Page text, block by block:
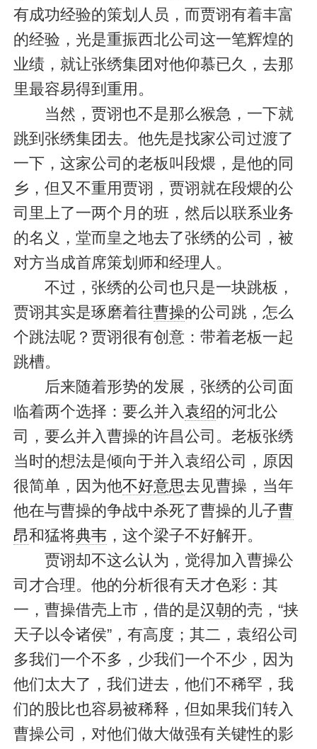
有成功经验的策划人员，而贾诩有着丰富
的经验，光是重振西北公司这一笔辉煌的
业绩，就让张绣集团对他仰慕已久，去那
里最容易得到重用。
当然，贾诩也不是那么猴急，一下就
跳到张绣集团去。他先是找家公司过渡了
一下，这家公司的老板叫段煨，是他的同
乡，但又不重用贾诩，贾诩就在段煨的公
司里上了一两个月的班，然后以联系业务
的名义，堂而皇之地去了张绣的公司，被
对方当成首席策划师和经理人。
不过，张绣的公司也只是一块跳板，
贾诩其实是琢磨着往曹操的公司跳，怎么
个跳法呢？贾诩很有创意：带着老板一起
跳槽。
后来随着形势的发展，张绣的公司面
临着两个选择：要么并入袁绍的河北公
司，要么并入曹操的许昌公司。老板张绣
当时的想法是倾向于并入袁绍公司，原因
很简单，因为他不好意思去见曹操，当年
他在与曹操的争战中杀死了曹操的儿子曹
昂和猛将典韦 ，这个梁子不好解开。
贾诩却不这么认为，觉得加入曹操公
司才合理。他的分析很有天才色彩：其
一，曹操借壳上市，借的是汉朝的壳，“挟
天子以令诸侯”，有高度；其二，袁绍公司
多我们一个不多，少我们一个不少，因为
他们太大了，我们进去，他们不稀罕，我
们的股比也容易被稀释，但如果我们转入
曹操公司，对他们做大做强有关键性的影